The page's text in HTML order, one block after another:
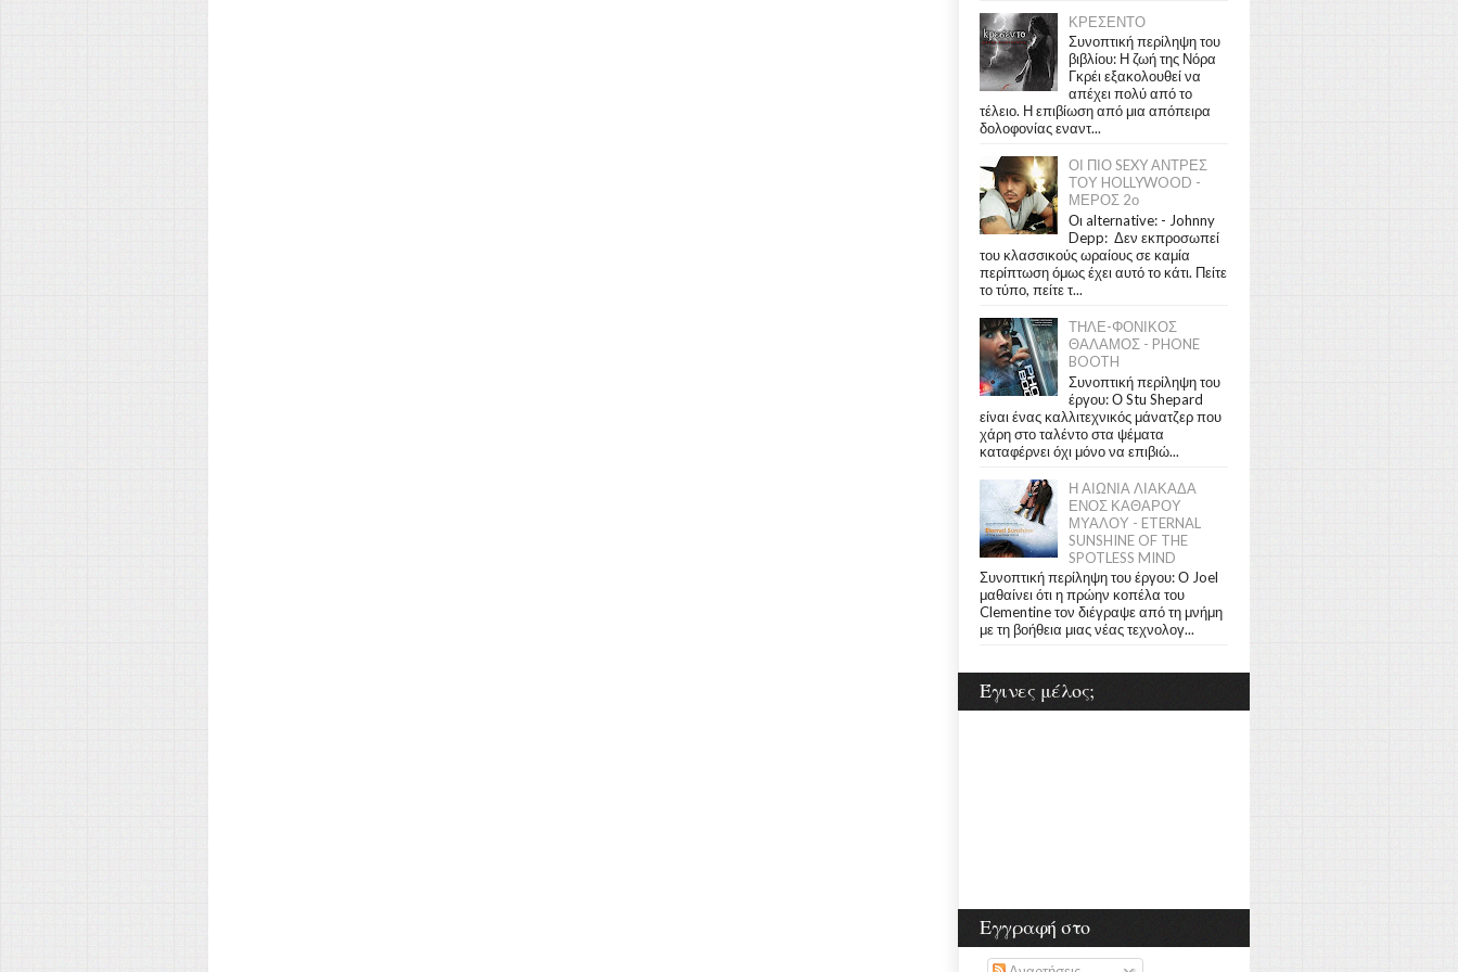
ΚΡΕΣΕΝΤΟ
Συνοπτική περίληψη του
βιβλίου: Η ζωή της Νόρα
Γκρέι εξακολουθεί να
απέχει πολύ από το
τέλειο. Η επιβίωση από μια απόπειρα
δολοφονίας εναντ...
ΟΙ ΠΙΟ SEXY ΑΝΤΡΕΣ
ΤΟΥ HOLLYWOOD -
ΜΕΡΟΣ 2ο
Οι alternative: - Johnny
Depp: Δεν εκπροσωπεί
του κλασσικούς ωραίους σε καμία
περίπτωση όμως έχει αυτό το κάτι. Πείτε
το τύπο, πείτε τ...
ΤΗΛΕ-ΦΟΝΙΚΟΣ
ΘΑΛΑΜΟΣ - PHONE
BOOTH
Συνοπτική περίληψη του
έργου: Ο Stu Shepard
είναι ένας καλλιτεχνικός μάνατζερ που
χάρη στο ταλέντο στα ψέματα
καταφέρνει όχι μόνο να επιβιώ...
Η ΑΙΩΝΙΑ ΛΙΑΚΑΔΑ
ΕΝΟΣ ΚΑΘΑΡΟΥ
ΜΥΑΛΟΥ - ETERNAL
SUNSHINE OF THE
SPOTLESS MIND
Συνοπτική περίληψη του έργου: Ο Joel
μαθαίνει ότι η πρώην κοπέλα του
Clementine τον διέγραψε από τη μνήμη
με τη βοήθεια μιας νέας τεχνολογ...
Έγινες μέλος;
Εγγραφή στο